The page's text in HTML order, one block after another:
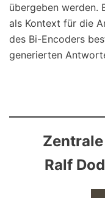
übergeben werden.
als Kontext für die
des Bi-Encoders
generierten
Ralf